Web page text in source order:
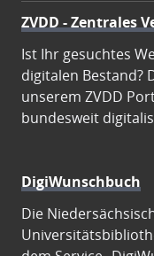
ZVDD - Zentrales
Ist Ihr gesuchtes
digitalen Bestand?
unserem ZVDD
bundesweit
DigiWunschbuch
Die